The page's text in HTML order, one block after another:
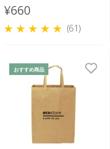
グレープフルーツ＞
¥660
(61)
おすすめ商品